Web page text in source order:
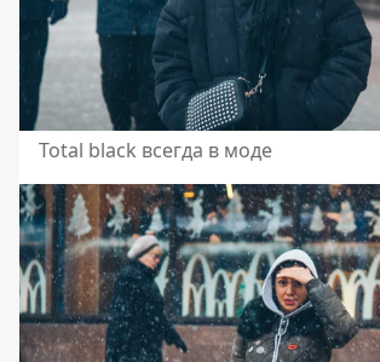
Total black всегда в моде